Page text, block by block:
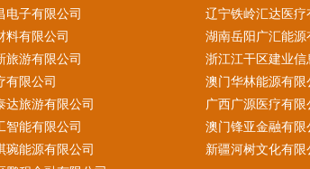
电子有限公司
辽宁铁岭汇达医疗
料有限公司
湖南岳阳广汇能源
旅游有限公司
浙江江干区建业信
有限公司
澳门华林能源有限
达旅游有限公司
广西广源医疗有限
智能有限公司
澳门锋亚金融有限
琬能源有限公司
新疆河树文化有限